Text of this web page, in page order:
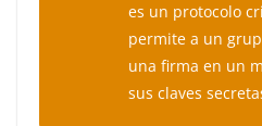
es un protocolo
permite a un
una firma en un
sus claves